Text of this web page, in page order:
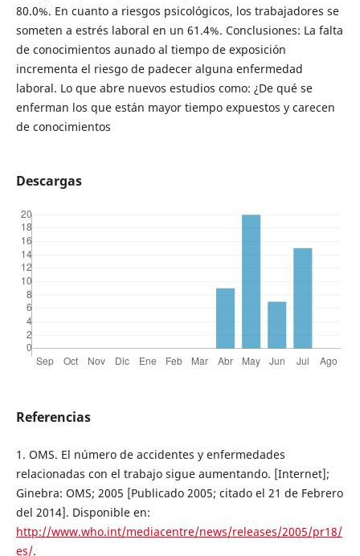
80.0%. En cuanto a riesgos psicológicos, los trabajadores se
someten a estrés laboral en un 61.4%. Conclusiones: La falta
de conocimientos aunado al tiempo de exposición
incrementa el riesgo de padecer alguna enfermedad
laboral. Lo que abre nuevos estudios como: ¿De qué se
enferman los que están mayor tiempo expuestos y carecen
de conocimientos
Descargas
Referencias
1. OMS. El número de accidentes y enfermedades
relacionadas con el trabajo sigue aumentando. [Internet];
Ginebra: OMS; 2005 [Publicado 2005; citado el 21 de Febrero
del 2014]. Disponible en:
http://www.who.int/mediacentre/news/releases/2005/pr18/
es/.